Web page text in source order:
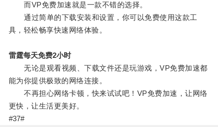
而VP免费加速就是一款不错的选择。
通过简单的下载安装和设置，你可以免费使用这款工
具，轻松畅享快速网络体验。
雷霆每天免费2小时
无论是观看视频、下载文件还是玩游戏，VP免费加速都
能为你提供极致的网络连接。
不再担心网络卡顿，快来试试吧！VP免费加速，让网络
更快，让生活更美好。
#37#